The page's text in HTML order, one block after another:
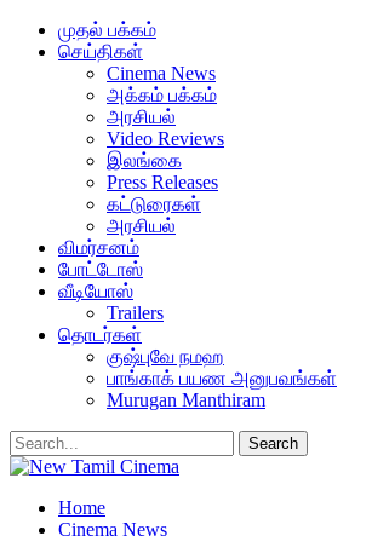
முதல் பக்கம்
செய்திகள்
Cinema News
அக்கம் பக்கம்
அரசியல்
Video Reviews
இலங்கை
Press Releases
கட்டுரைகள்
அரசியல்
விமர்சனம்
போட்டோஸ்
வீடியோஸ்
Trailers
தொடர்கள்
குஷ்புவே நமஹ
பாங்காக் பயண அனுபவங்கள்
Murugan Manthiram
Home
Cinema News